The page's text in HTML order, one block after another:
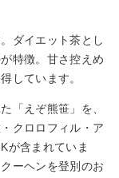
ダイエット茶とし
特徴。甘さ控えめ
しています。
「えぞ熊笹」を、
クロロフィル・ア
が含まれていま
ーヘンを登別のお